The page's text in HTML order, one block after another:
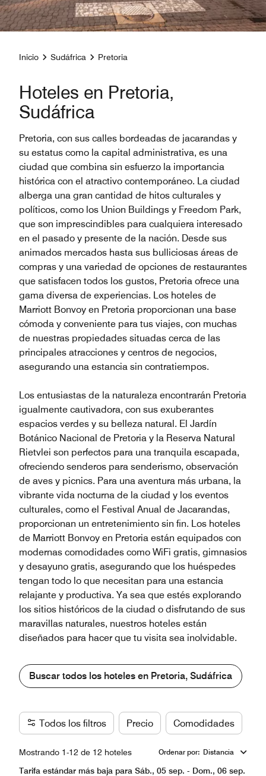
Inicio Sudáfrica Pretoria
Hoteles en Pretoria,
Sudáfrica
Pretoria, con sus calles bordeadas de jacarandas y
su estatus como la capital administrativa, es una
ciudad que combina sin esfuerzo la importancia
histórica con el atractivo contemporáneo. La ciudad
alberga una gran cantidad de hitos culturales y
políticos, como los Union Buildings y Freedom Park,
que son imprescindibles para cualquiera interesado
en el pasado y presente de la nación. Desde sus
animados mercados hasta sus bulliciosas áreas de
compras y una variedad de opciones de restaurantes
que satisfacen todos los gustos, Pretoria ofrece una
gama diversa de experiencias. Los hoteles de
Marriott Bonvoy en Pretoria proporcionan una base
cómoda y conveniente para tus viajes, con muchas
de nuestras propiedades situadas cerca de las
principales atracciones y centros de negocios,
asegurando una estancia sin contratiempos.
Los entusiastas de la naturaleza encontrarán Pretoria
igualmente cautivadora, con sus exuberantes
espacios verdes y su belleza natural. El Jardín
Botánico Nacional de Pretoria y la Reserva Natural
Rietvlei son perfectos para una tranquila escapada,
ofreciendo senderos para senderismo, observación
de aves y picnics. Para una aventura más urbana, la
vibrante vida nocturna de la ciudad y los eventos
culturales, como el Festival Anual de Jacarandas,
proporcionan un entretenimiento sin fin. Los hoteles
de Marriott Bonvoy en Pretoria están equipados con
modernas comodidades como WiFi gratis, gimnasios
y desayuno gratis, asegurando que los huéspedes
tengan todo lo que necesitan para una estancia
relajante y productiva. Ya sea que estés explorando
los sitios históricos de la ciudad o disfrutando de sus
maravillas naturales, nuestros hoteles están
diseñados para hacer que tu visita sea inolvidable.
Buscar todos los hoteles en Pretoria, Sudáfrica
Todos los filtros Precio Comodidades
Mostrando 1-12 de 12 hoteles Ordenar por: Distancia
Tarifa estándar más baja para Sáb., 05 sep. - Dom., 06 sep.